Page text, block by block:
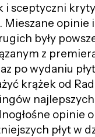
i sceptyczni
Mieszane opinie
były
z
po wydaniu
krążek od
opinie o
płyt w